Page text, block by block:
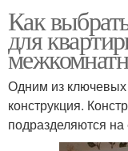
Как
для
Одним из
конструкция.
подразделяются